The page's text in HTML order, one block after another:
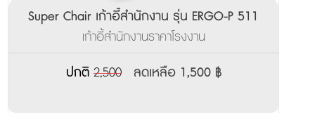
Super Chair เก้าอี้สำนักงาน รุ่น ERGO-P 511
เก้าอี้สำนักงานราคาโรงงาน
ปกติ 2,500 ลดเหลือ 1,500 ฿